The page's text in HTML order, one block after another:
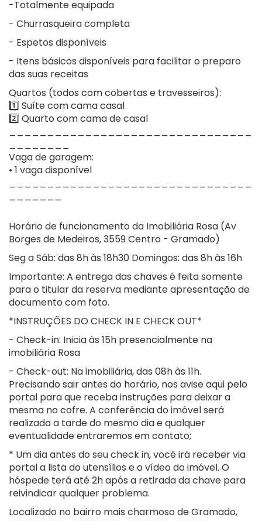
-Totalmente equipada
- Churrasqueira completa
- Espetos disponíveis
- Itens básicos disponíveis para facilitar o preparo
das suas receitas
Quartos (todos com cobertas e travesseiros):
1️⃣ Suíte com cama casal
2️⃣ Quarto com cama de casal
Vaga de garagem:
• 1 vaga disponível
Horário de funcionamento da Imobiliária Rosa (Av
Borges de Medeiros, 3559 Centro - Gramado)
Seg a Sáb: das 8h às 18h30 Domingos: das 8h às 16h
Importante: A entrega das chaves é feita somente
para o titular da reserva mediante apresentação de
documento com foto.
*INSTRUÇÕES DO CHECK IN E CHECK OUT*
- Check-in: Inicia às 15h presencialmente na
imobiliária Rosa
- Check-out: Na imobiliária, das 08h às 11h.
Precisando sair antes do horário, nos avise aqui pelo
portal para que receba instruções para deixar a
mesma no cofre. A conferência do imóvel será
realizada a tarde do mesmo dia e qualquer
eventualidade entraremos em contato;
* Um dia antes do seu check in, você irá receber via
portal a lista do utensílios e o vídeo do imóvel. O
hóspede terá até 2h após a retirada da chave para
reivindicar qualquer problema.
Localizado no bairro mais charmoso de Gramado,